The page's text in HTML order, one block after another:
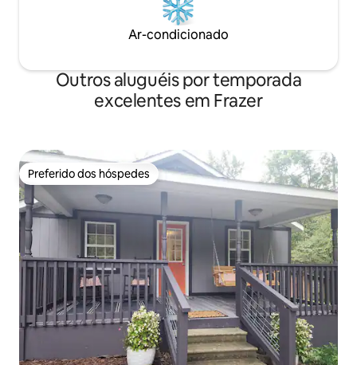
Ar-condicionado
Outros aluguéis por temporada
excelentes em Frazer
Preferido dos hóspedes
Preferido dos hóspedes